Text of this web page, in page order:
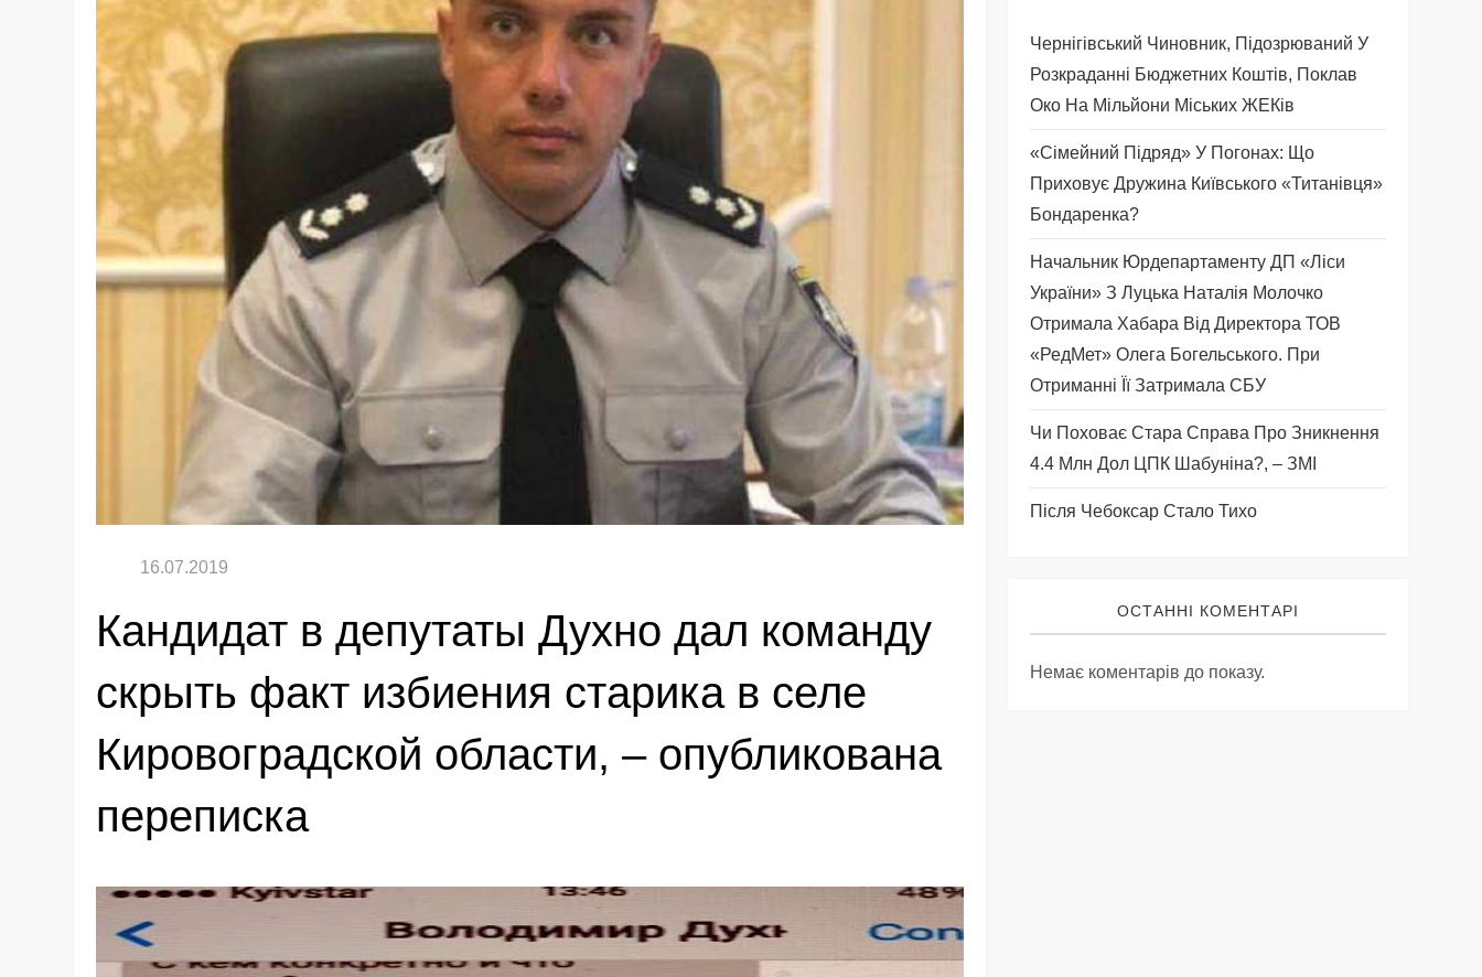
Кандидат в депутаты Духно дал команду
скрыть факт избиения старика в селе
Кировоградской области, – опубликована
переписка
Чернігівський Чиновник, Підозрюваний У
Розкраданні Бюджетних Коштів, Поклав
Око На Мільйони Міських ЖЕКів
«Сімейний Підряд» У Погонах: Що
Приховує Дружина Київського «титанівця»
Бондаренка?
Начальник Юрдепартаменту ДП «Ліси
України» З Луцька Наталія Молочко
Отримала Хабара Від Директора ТОВ
«РедМет» Олега Богельського. При
Отриманні Її Затримала СБУ
Чи Поховає Стара Справа Про Зникнення
4.4 Млн Дол ЦПК Шабуніна?, – ЗМІ
Після Чебоксар Стало Тихо
ОСТАННІ КОМЕНТАРІ
Немає коментарів до показу.